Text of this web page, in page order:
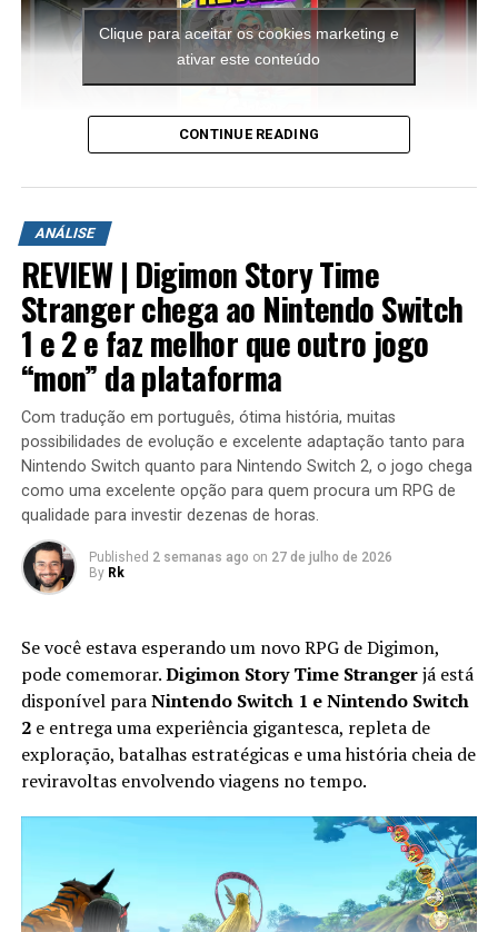
Clique para aceitar os cookies marketing e
ativar este conteúdo
A aventura leva o jogador para ilhas inéditas e diferentes
possível encontrar novas armas, aprimorar os
equipamentos com upgrades e completar diversas
missões que variam bastante em estrutura. Algumas
colocam o jogador contra grandes hordas de inimigos
em áreas abertas, enquanto outras acontecem em
regiões subterrâneas repletas de desafios, incluindo
inimigos mais poderosos e torres que precisam ser
destruídas dentro de um limite de tempo para que a
missão seja concluída.
Apesar do foco na experiência solo, o multiplayer
continua presente. Você pode chamar amigos para
participar das missões ou entrar nas salas de outros
jogadores para completar sessões cooperativas e
conquistar recompensas adicionais, aumentando ainda
mais a longevidade da aventura.
CONTINUE READING
ANÁLISE
REVIEW | Digimon Story Time
Stranger chega ao Nintendo Switch
1 e 2 e faz melhor que outro jogo
“mon” da plataforma
Com tradução em português, ótima história, muitas
possibilidades de evolução e excelente adaptação tanto para
Nintendo Switch quanto para Nintendo Switch 2, o jogo chega
como uma excelente opção para quem procura um RPG de
qualidade para investir dezenas de horas.
Published 2 semanas ago on 27 de julho de 2026
By Rk
Se você estava esperando um novo RPG de Digimon,
pode comemorar.Digimon Story Time Strangerjá está
disponível paraNintendo Switch 1 e Nintendo Switch
2e entrega uma experiência gigantesca, repleta de
exploração, batalhas estratégicas e uma história cheia de
reviravoltas envolvendo viagens no tempo.